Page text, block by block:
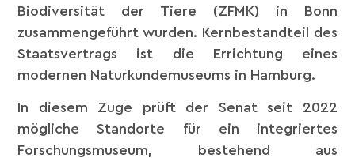
Biodiversität der Tiere (ZFMK) in Bonn
zusammengeführt wurden. Kernbestandteil des
Staatsvertrags ist die Errichtung eines
modernen Naturkundemuseums in Hamburg.
In diesem Zuge prüft der Senat seit 2022
mögliche Standorte für ein integriertes
Forschungsmuseum, bestehend aus